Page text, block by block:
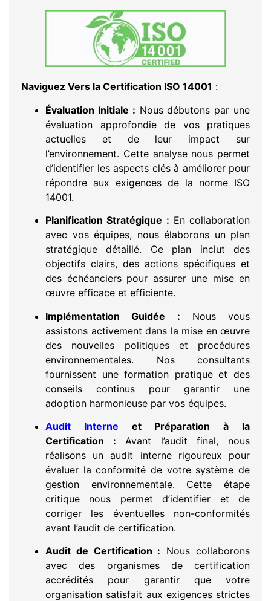
Naviguez Vers la Certification ISO 14001 :
Évaluation Initiale : Nous débutons par une
évaluation approfondie de vos pratiques
actuelles et de leur impact sur
l’environnement. Cette analyse nous permet
d’identifier les aspects clés à améliorer pour
répondre aux exigences de la norme ISO
14001.
Planification Stratégique : En collaboration
avec vos équipes, nous élaborons un plan
stratégique détaillé. Ce plan inclut des
objectifs clairs, des actions spécifiques et
des échéanciers pour assurer une mise en
œuvre efficace et efficiente.
Implémentation Guidée : Nous vous
assistons activement dans la mise en œuvre
des nouvelles politiques et procédures
environnementales. Nos consultants
fournissent une formation pratique et des
conseils continus pour garantir une
adoption harmonieuse par vos équipes.
Audit Interne et Préparation à la
Certification : Avant l’audit final, nous
réalisons un audit interne rigoureux pour
évaluer la conformité de votre système de
gestion environnementale. Cette étape
critique nous permet d’identifier et de
corriger les éventuelles non-conformités
avant l’audit de certification.
Audit de Certification : Nous collaborons
avec des organismes de certification
accrédités pour garantir que votre
organisation satisfait aux exigences strictes